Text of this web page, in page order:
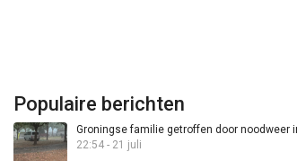
Populaire berichten
Groningse familie getroffen door noodweer
22:54 - 21 juli